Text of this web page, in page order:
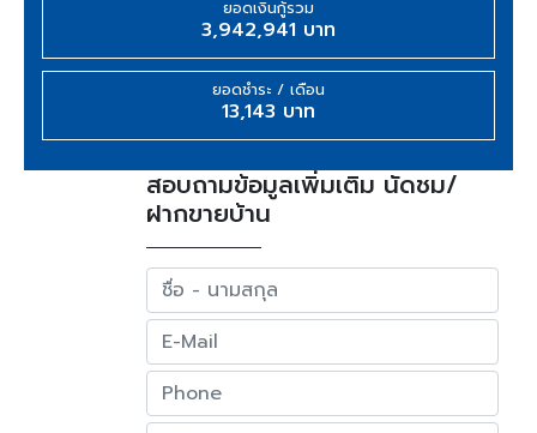
ยอดเงินกู้รวม
3,942,941 บาท
ยอดชำระ / เดือน
13,143 บาท
สอบถามข้อมูลเพิ่มเติม นัดชม/
ฝากขายบ้าน